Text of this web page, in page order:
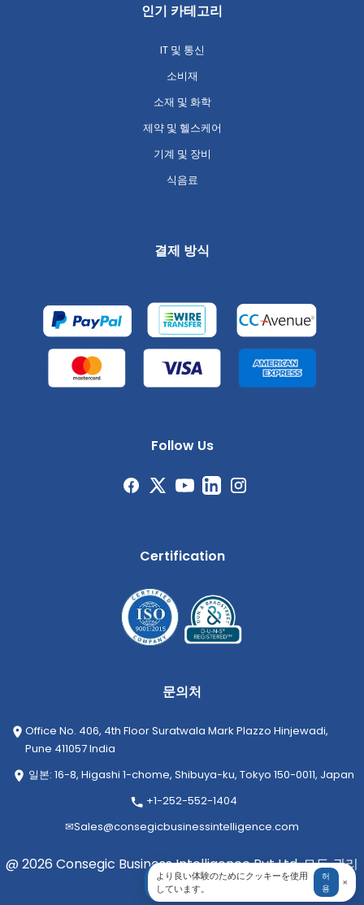
인기 카테고리
IT 및 통신
소비재
소재 및 화학
제약 및 헬스케어
기계 및 장비
식음료
결제 방식
Follow Us
Certification
문의처
Office No. 406, 4th Floor Suratwala Mark Plazzo Hinjewadi,
Pune 411057 India
일본: 16-8, Higashi 1-chome, Shibuya-ku, Tokyo 150-0011, Japan
+1-252-552-1404
✉Sales@consegicbusinessintelligence.com
@ 2026 Consegic Business Intelligence Pvt Ltd. 모든 권리
보유
より良い体験のためにクッキーを使用
しています。
허
용
×